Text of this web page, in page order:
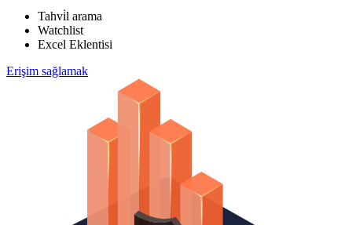
Tahvi̇l arama
Watchlist
Excel Eklentisi
Erişim sağlamak